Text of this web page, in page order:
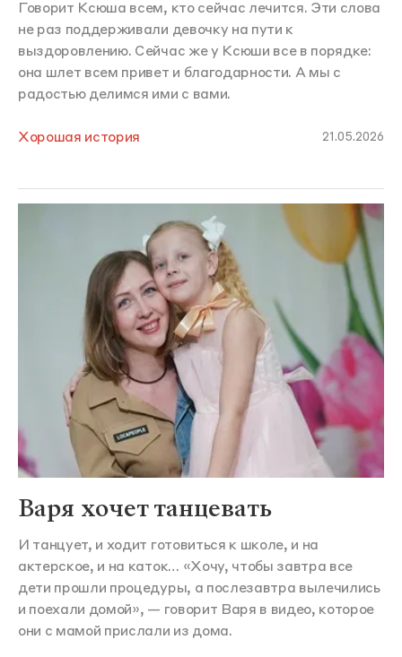
Говорит Ксюша всем, кто сейчас лечится. Эти слова
не раз поддерживали девочку на пути к
выздоровлению. Сейчас же у Ксюши все в порядке:
она шлет всем привет и благодарности. А мы с
радостью делимся ими с вами.
Хорошая история 21.05.2026
Варя хочет танцевать
И танцует, и ходит готовиться к школе, и на
актерское, и на каток… «Хочу, чтобы завтра все
дети прошли процедуры, а послезавтра вылечились
и поехали домой», — говорит Варя в видео, которое
они с мамой прислали из дома.